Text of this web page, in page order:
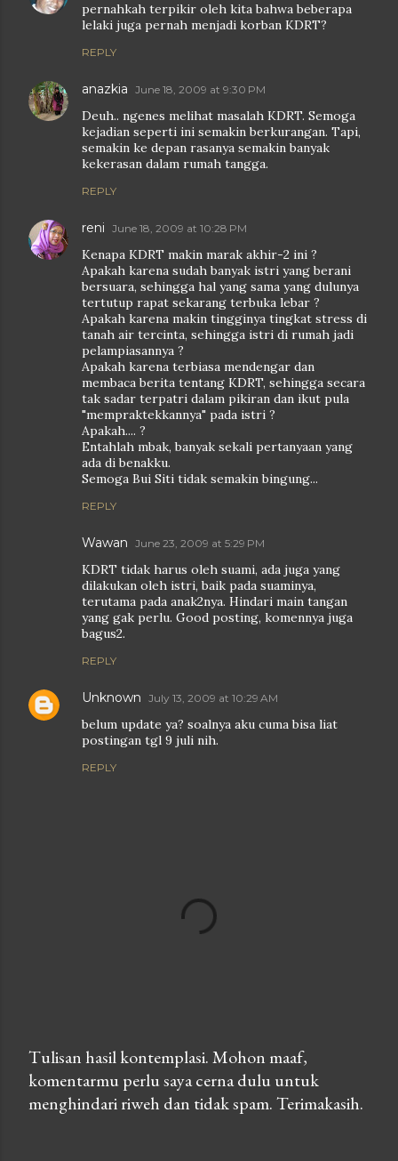
pernahkah terpikir oleh kita bahwa beberapa
lelaki juga pernah menjadi korban KDRT?
REPLY
anazkia June 18, 2009 at 9:30 PM
Deuh.. ngenes melihat masalah KDRT. Semoga
kejadian seperti ini semakin berkurangan. Tapi,
semakin ke depan rasanya semakin banyak
kekerasan dalam rumah tangga.
REPLY
reni June 18, 2009 at 10:28 PM
Kenapa KDRT makin marak akhir-2 ini ?
Apakah karena sudah banyak istri yang berani
bersuara, sehingga hal yang sama yang dulunya
tertutup rapat sekarang terbuka lebar ?
Apakah karena makin tingginya tingkat stress di
tanah air tercinta, sehingga istri di rumah jadi
pelampiasannya ?
Apakah karena terbiasa mendengar dan
membaca berita tentang KDRT, sehingga secara
tak sadar terpatri dalam pikiran dan ikut pula
"mempraktekkannya" pada istri ?
Apakah.... ?
Entahlah mbak, banyak sekali pertanyaan yang
ada di benakku.
Semoga Bui Siti tidak semakin bingung...
REPLY
Wawan June 23, 2009 at 5:29 PM
KDRT tidak harus oleh suami, ada juga yang
dilakukan oleh istri, baik pada suaminya,
terutama pada anak2nya. Hindari main tangan
yang gak perlu. Good posting, komennya juga
bagus2.
REPLY
Unknown July 13, 2009 at 10:29 AM
belum update ya? soalnya aku cuma bisa liat
postingan tgl 9 juli nih.
REPLY
P
o
Tulisan hasil kontemplasi. Mohon maaf,
komentarmu perlu saya cerna dulu untuk
menghindari riweh dan tidak spam. Terimakasih.